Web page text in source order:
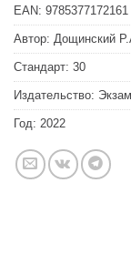
EAN: 9785377172161
Автор: Дощинский
Стандарт: 30
Издательство:
Год: 2022